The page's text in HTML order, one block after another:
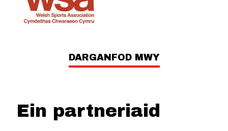
DARGANFOD MWY
Ein partneriaid